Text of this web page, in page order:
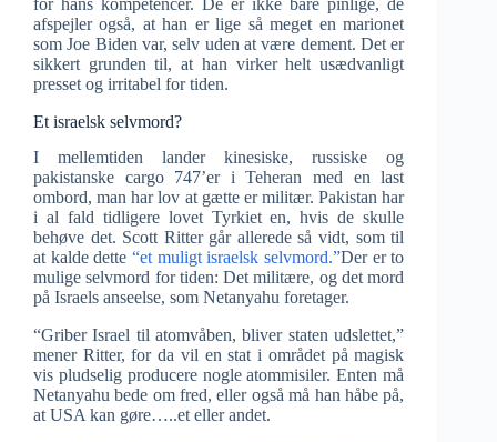
afspejler også, at han er lige så meget en marionet
som Joe Biden var, selv uden at være dement. Det er
sikkert grunden til, at han virker helt usædvanligt
presset og irritabel for tiden.
Et israelsk selvmord?
I mellemtiden lander kinesiske, russiske og
pakistanske cargo 747’er i Teheran med en last
ombord, man har lov at gætte er militær. Pakistan har
i al fald tidligere lovet Tyrkiet en, hvis de skulle
behøve det. Scott Ritter går allerede så vidt, som til
at kalde dette “et muligt israelsk selvmord.”Der er to
mulige selvmord for tiden: Det militære, og det mord
på Israels anseelse, som Netanyahu foretager.
“Griber Israel til atomvåben, bliver staten udslettet,”
mener Ritter, for da vil en stat i området på magisk
vis pludselig producere nogle atommisiler. Enten må
Netanyahu bede om fred, eller også må han håbe på,
at USA kan gøre…..et eller andet.